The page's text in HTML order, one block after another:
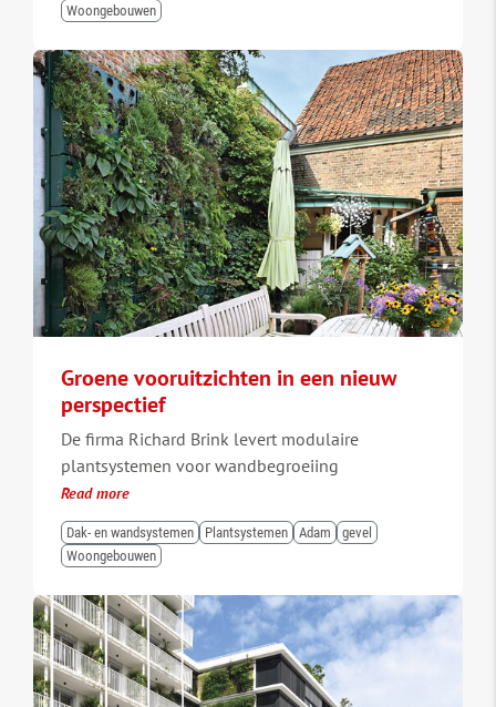
Woongebouwen
Groene vooruitzichten in een nieuw
perspectief
De firma Richard Brink levert modulaire
plantsystemen voor wandbegroeiing
Read more
Dak- en wandsystemen Plantsystemen Adam
gevel
Woongebouwen